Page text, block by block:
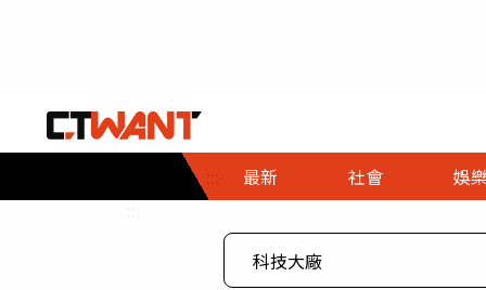
::: 最新 社會
社會首頁
時事
娛樂
娛樂首頁
即時
專題
財經首頁
熱線
３Ｃ
政